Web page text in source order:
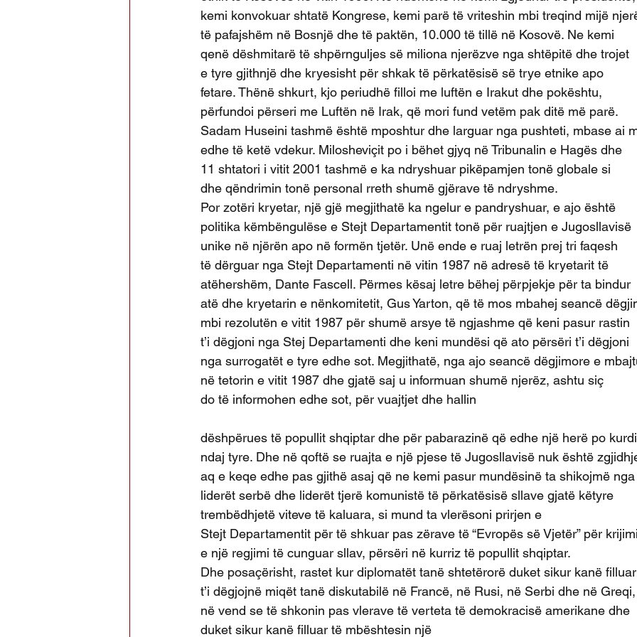
kemi konvokuar shtatë Kongrese, kemi parë të vriteshin mbi treqind mijë
të pafajshëm në Bosnjë dhe të paktën, 10.000 të tillë në Kosovë. Ne kemi
qenë dëshmitarë të shpërnguljes së miliona njerëzve nga shtëpitë dhe trojet
e tyre gjithnjë dhe kryesisht për shkak të përkatësisë së trye etnike apo
fetare. Thënë shkurt, kjo periudhë filloi me luftën e Irakut dhe pokështu,
përfundoi përseri me Luftën në Irak, që mori fund vetëm pak ditë më parë.
Sadam Huseini tashmë është mposhtur dhe larguar nga pushteti, mbase ai
edhe të ketë vdekur. Milosheviçit po i bëhet gjyq në Tribunalin e Hagës dhe
11 shtatori i vitit 2001 tashmë e ka ndryshuar pikëpamjen tonë globale si
dhe qëndrimin tonë personal rreth shumë gjërave të ndryshme.
Por zotëri kryetar, një gjë megjithatë ka ngelur e pandryshuar, e ajo është
politika këmbëngulëse e Stejt Departamentit tonë për ruajtjen e Jugosllavisë
unike në njërën apo në formën tjetër. Unë ende e ruaj letrën prej tri faqesh
të dërguar nga Stejt Departamenti në vitin 1987 në adresë të kryetarit të
atëhershëm, Dante Fascell. Përmes kësaj letre bëhej përpjekje për ta bindur
atë dhe kryetarin e nënkomitetit, Gus Yarton, që të mos mbahej seancë
mbi rezolutën e vitit 1987 për shumë arsye të ngjashme që keni pasur rastin
t’i dëgjoni nga Stej Departamenti dhe keni mundësi që ato përsëri t’i dëgjoni
nga surrogatët e tyre edhe sot. Megjithatë, nga ajo seancë dëgjimore e
në tetorin e vitit 1987 dhe gjatë saj u informuan shumë njerëz, ashtu siç
do të informohen edhe sot, për vuajtjet dhe hallin
dëshpërues të popullit shqiptar dhe për pabarazinë që edhe një herë po
ndaj tyre. Dhe në qoftë se ruajta e një pjese të Jugosllavisë nuk është
aq e keqe edhe pas gjithë asaj që ne kemi pasur mundësinë ta shikojmë nga
liderët serbë dhe liderët tjerë komunistë të përkatësisë sllave gjatë këtyre
trembëdhjetë viteve të kaluara, si mund ta vlerësoni prirjen e
Stejt Departamentit për të shkuar pas zërave të “Evropës së Vjetër” për
e një regjimi të cunguar sllav, përsëri në kurriz të popullit shqiptar.
Dhe posaçërisht, rastet kur diplomatët tanë shtetërorë duket sikur kanë filluar
t’i dëgjojnë miqët tanë diskutabilë në Francë, në Rusi, në Serbi dhe në Greqi,
në vend se të shkonin pas vlerave të verteta të demokracisë amerikane dhe
duket sikur kanë filluar të mbështesin një